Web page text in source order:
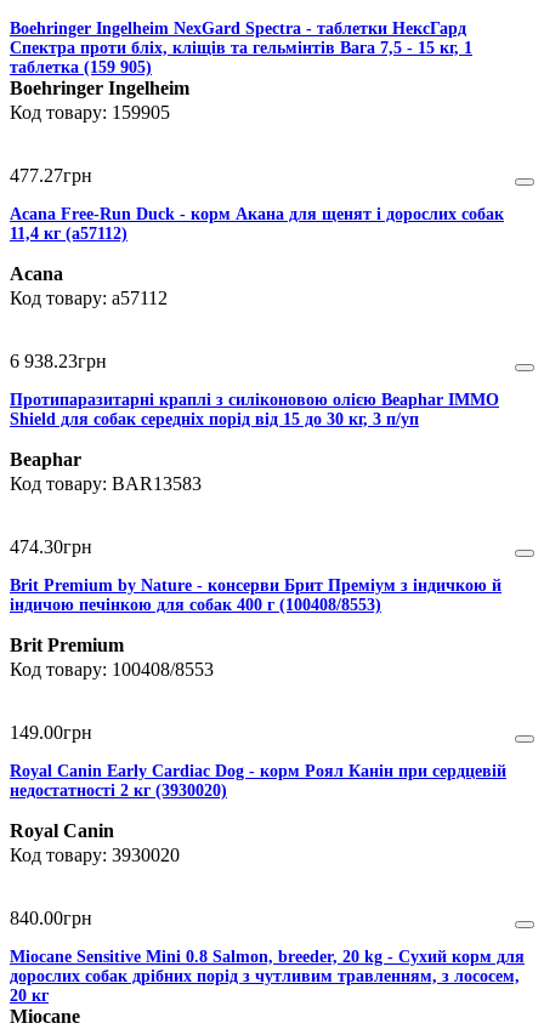
Boehringer Ingelheim NexGard Spectra - таблетки НексГард
Спектра проти бліх, кліщів та гельмінтів Вага 7,5 - 15 кг, 1
таблетка (159 905)
Boehringer Ingelheim
159905
477.27грн
Acana Free-Run Duck - корм Акана для щенят і дорослих собак
11,4 кг (a57112)
Acana
a57112
6 938.23грн
Протипаразитарні краплі з силіконовою олією Beaphar IMMO
Shield для собак середніх порід від 15 до 30 кг, 3 п/уп
Beaphar
BAR13583
474.30грн
Brit Premium by Nature - консерви Брит Преміум з індичкою й
індичою печінкою для собак 400 г (100408/8553)
Brit Premium
100408/8553
149.00грн
Royal Canin Early Cardiac Dog - корм Роял Канін при сердцевій
недостатності 2 кг (3930020)
Royal Canin
3930020
840.00грн
Miocane Sensitive Mini 0.8 Salmon, breeder, 20 kg - Сухий корм для
дорослих собак дрібних порід з чутливим травленням, з лососем,
20 кг
Miocane